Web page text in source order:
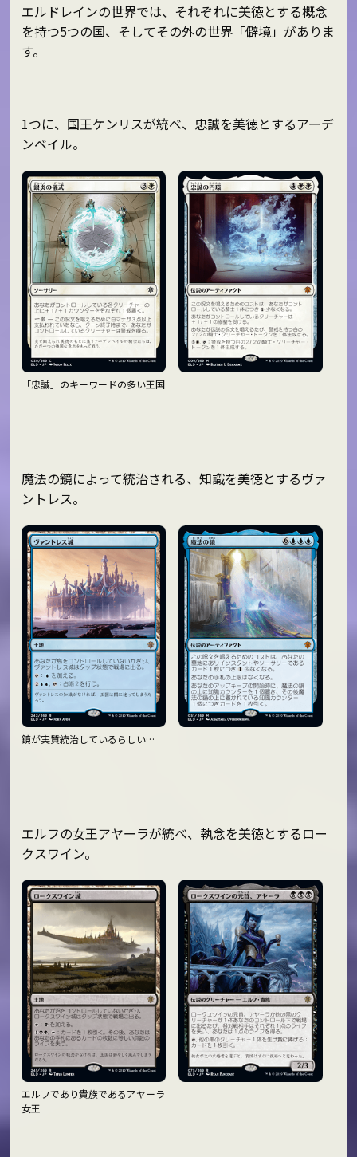
エルドレインの世界では、それぞれに美徳とする概念
を持つ5つの国、そしてその外の世界「僻境」がありま
す。
1つに、国王ケンリスが統べ、忠誠を美徳とするアーデ
ンベイル。
「忠誠」のキーワードの多い王国
魔法の鏡によって統治される、知識を美徳とするヴァ
ントレス。
鏡が実質統治しているらしい…
エルフの女王アヤーラが統べ、執念を美徳とするロー
クスワイン。
エルフであり貴族であるアヤーラ
女王